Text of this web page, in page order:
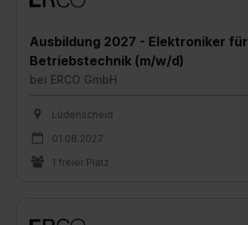
Ausbildung 2027 - Elektroniker für
Betriebstechnik (m/w/d)
bei ERCO GmbH
Lüdenscheid
01.08.2027
1 freier Platz